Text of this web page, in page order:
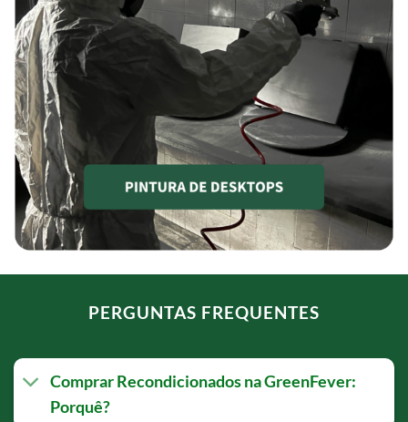
PERGUNTAS FREQUENTES
Comprar Recondicionados na GreenFever:
Porquê?